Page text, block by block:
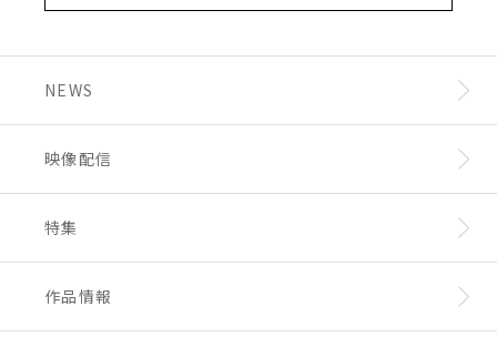
NEWS
映像配信
特集
作品情報